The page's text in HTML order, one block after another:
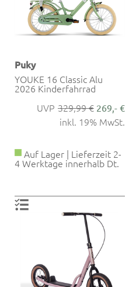
Puky
YOUKE 16 Classic Alu
2026 Kinderfahrrad
329,99 € 269,- €
inkl. 19% MwSt.
Auf Lager | Lieferzeit 2-
4 Werktage innerhalb Dt.